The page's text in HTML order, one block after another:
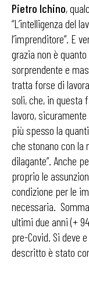
Pietro Ichino,
“L’intelligenza del
l’imprenditore”. E
grazia non è
sorprendente e
tratta forse di
soli, che, in questa
lavoro,
più spesso la
che stonano con la
dilagante”. Anche
proprio le
condizione per le
necessaria.
ultimi due anni (+
pre-Covid. Si deve
descritto è stato